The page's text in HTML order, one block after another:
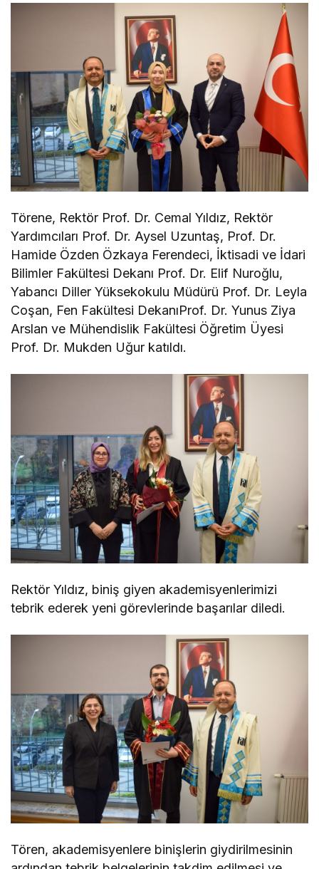
Törene, Rektör Prof. Dr. Cemal Yıldız, Rektör
Yardımcıları Prof. Dr. Aysel Uzuntaş, Prof. Dr.
Hamide Özden Özkaya Ferendeci, İktisadi ve İdari
Bilimler Fakültesi Dekanı Prof. Dr. Elif Nuroğlu,
Yabancı Diller Yüksekokulu Müdürü Prof. Dr. Leyla
Coşan, Fen Fakültesi DekanıProf. Dr. Yunus Ziya
Arslan ve Mühendislik Fakültesi Öğretim Üyesi
Prof. Dr. Mukden Uğur katıldı.
Rektör Yıldız, biniş giyen akademisyenlerimizi
tebrik ederek yeni görevlerinde başarılar diledi.
Tören, akademisyenlere binişlerin giydirilmesinin